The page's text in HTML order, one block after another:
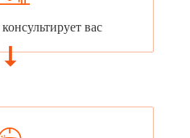
вас